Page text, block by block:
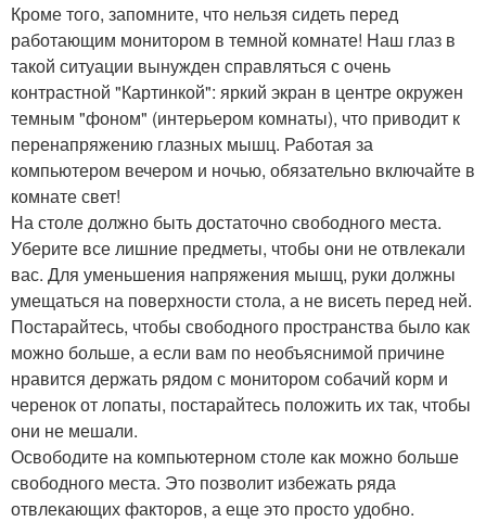
Кроме того, запомните, что нельзя сидеть перед
работающим монитором в темной комнате! Наш глаз в
такой ситуации вынужден справляться с очень
контрастной "Картинкой": яркий экран в центре окружен
темным "фоном" (интерьером комнаты), что приводит к
перенапряжению глазных мышц. Работая за
компьютером вечером и ночью, обязательно включайте в
комнате свет!
На столе должно быть достаточно свободного места.
Уберите все лишние предметы, чтобы они не отвлекали
вас. Для уменьшения напряжения мышц, руки должны
умещаться на поверхности стола, а не висеть перед ней.
Постарайтесь, чтобы свободного пространства было как
можно больше, а если вам по необъяснимой причине
нравится держать рядом с монитором собачий корм и
черенок от лопаты, постарайтесь положить их так, чтобы
они не мешали.
Освободите на компьютерном столе как можно больше
свободного места. Это позволит избежать ряда
отвлекающих факторов, а еще это просто удобно.